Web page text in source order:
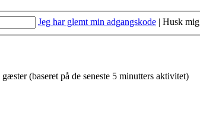
Jeg har glemt min adgangskode | Husk mig
(baseret på de seneste 5 minutters aktivitet)